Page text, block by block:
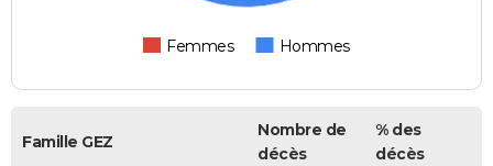
Femmes Hommes
Famille GEZ
Nombre de
décès
% des
décès